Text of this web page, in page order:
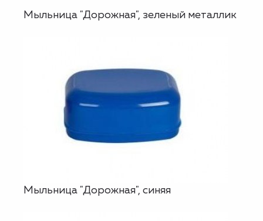
Мыльница "Дорожная", зеленый металлик
Мыльница "Дорожная", синяя